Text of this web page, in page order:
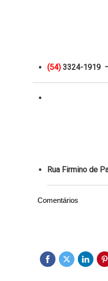
(54) 3324-1919
Rua Firmino de
Comentários